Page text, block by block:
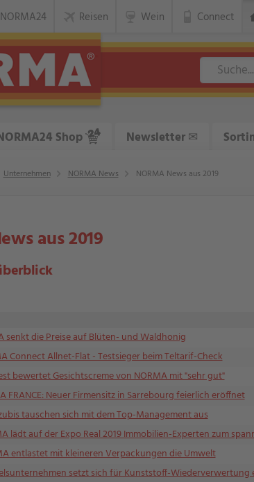
NORMA24 Reisen Wein Connect
Shop Newsletter✉
Unternehmen NORMA News NORMA News aus 2019
aus 2019
senkt die Preise auf Blüten- und Waldhonig
Connect Allnet-Flat - Testsieger beim Teltarif-Check
bewertet Gesichtscreme von NORMA mit "sehr gut"
FRANCE: Neuer Firmensitz in Sarrebourg feierlich eröffnet
tauschen sich mit dem Top-Management aus
lädt auf der Expo Real 2019 Immobilien-Experten zum
entlastet mit kleineren Verpackungen die Umwelt
setzt sich für Kunststoff-Wiederverwertung